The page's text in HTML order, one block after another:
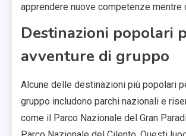
apprendere nuove competenze mentre
Destinazioni popolari
avventure di gruppo
Alcune delle destinazioni più popolari
gruppo includono parchi nazionali e
come il Parco Nazionale del Gran